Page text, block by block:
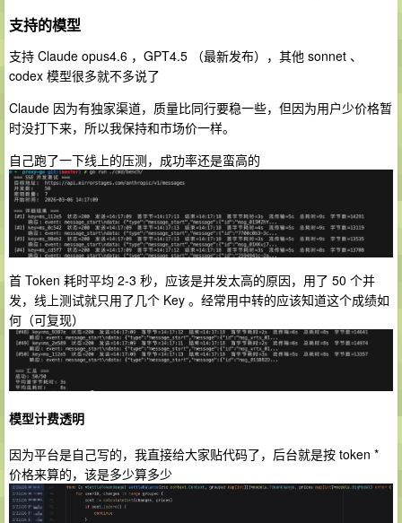
支持的模型
支持 Claude opus4.6 ，GPT4.5 （最新发布），其他 sonnet 、
codex 模型很多就不多说了
Claude 因为有独家渠道，质量比同行要稳一些，但因为用户少价格暂
时没打下来，所以我保持和市场价一样。
自己跑了一下线上的压测，成功率还是蛮高的
首 Token 耗时平均 2-3 秒，应该是并发太高的原因，用了 50 个并
发，线上测试就只用了几个 Key 。经常用中转的应该知道这个成绩如
何（可复现）
模型计费透明
因为平台是自己写的，我直接给大家贴代码了，后台就是按 token *
价格来算的，该是多少算多少